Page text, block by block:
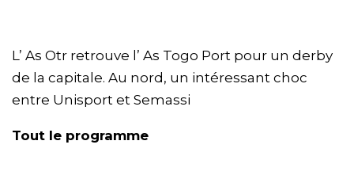
L’ As Otr retrouve l’ As Togo Port pour un derby
de la capitale. Au nord, un intéressant choc
entre Unisport et Semassi
Tout le programme